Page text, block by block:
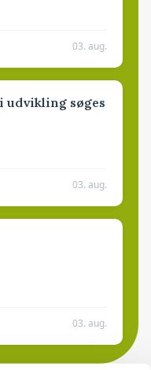
03. aug.
udvikling søges
03. aug.
03. aug.